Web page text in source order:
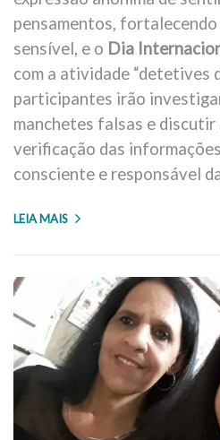
pensamentos,
sensível, e o Dia
com a atividade “detetives
participantes irão
manchetes falsas e
verificação das
consciente e responsável
LEIA MAIS